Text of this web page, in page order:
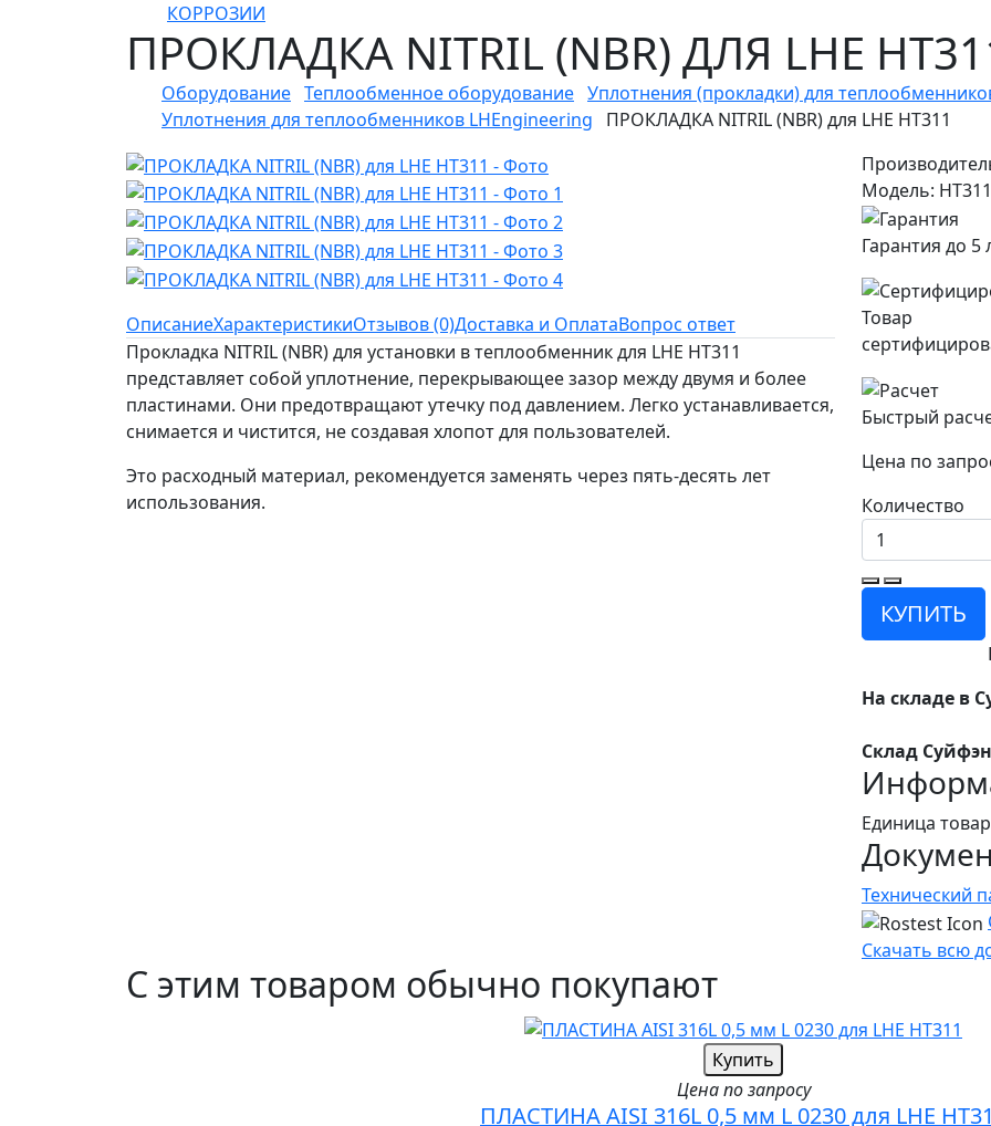
КОРРОЗИИ
ПРОКЛАДКА NITRIL (NBR) ДЛЯ LHE
Оборудование Теплообменное оборудование Уплотнения (прокладки) для
Уплотнения для теплообменников LHEngineering
ПРОКЛАДКА NITRIL (NBR) для LHE HT311
ОписаниеХарактеристикиОтзывов (0)Доставка и ОплатаВопрос ответ
Прокладка NITRIL (NBR) для установки в теплообменник для LHE HT311
представляет собой уплотнение, перекрывающее зазор между двумя и более
пластинами. Они предотвращают утечку под давлением. Легко устанавливается,
снимается и чистится, не создавая хлопот для пользователей.
Это расходный материал, рекомендуется заменять через пять-десять лет
использования.
Модель: HT311
Гарантия до 5
Товар
Быстрый
Цена по
Количество
КУПИТЬ
На складе в
Склад
Единица
Технический
Скачать всю
С этим товаром обычно покупают
Купить
Цена по запросу
ПЛАСТИНА AISI 316L 0,5 мм L 0230 для LHE